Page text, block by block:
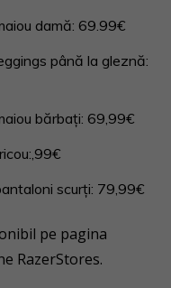
damă: 69.99€
până la gleznă:
bărbați: 69,99€
scurți: 79,99€
pe pagina
RazerStores.